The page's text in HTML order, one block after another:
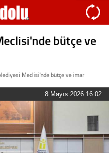
bütçe ve
Meclisi'nde bütçe ve imar
8 Mayıs 2026 16:02